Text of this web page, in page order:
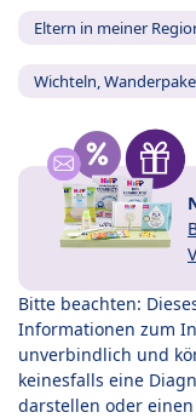
Eltern in meiner
Wichteln,
Bitte beachten:
Informationen zum
unverbindlich und
keinesfalls eine
darstellen oder